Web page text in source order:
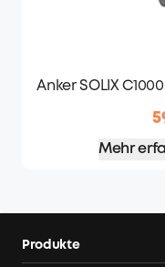
Anker SOLIX
Mehr
Produkte